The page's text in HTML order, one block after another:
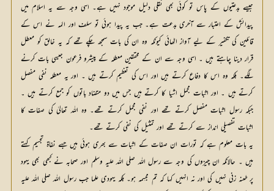
جیسے بدعتیوں کے پاس تو کوئی بھی نقلی دلیل موجود نہیں ہے۔ اسی وجہ سے یہ اسلام میں
پیدائش کے اعتبار سے آخری بدعت ہے۔ جب یہ پیدا ہوئی تو سلف اور ائمہ نے اس کے
قائلین کی تکفیر کے لیے آواز اٹھائی کیونکہ وہ ان کی بات سمجھ چکے تھے کہ یہ خالق کو معطل
قرار دینا چاہتے ہیں ۔ اسی وجہ سے ان کے محققین معطلہ کے پیشرو فرعون جیسی بات کرنے
لگے۔ بلکہ وہ اس کا دفاع کرتے ہیں اور اس کی تعظیم کرتے ہیں ۔ اور یہ معطلہ نفی مفصل
کرتے ہیں ۔ اور اثبات مجمل اشیا کا کرتے ہیں جس میں دو متضاد باتوں کو جمع کرتے ہیں ۔
جبکہ رسول اثبات مفصل کرتے تھے اور نفی مجمل کرتے تھے۔ وہ اللہ تعالیٰ کی صفات کا
اثبات تفصیلی انداز سے کرتے تھے اور تمثیل کی نفی کرتے تھے۔
یہ بات معلوم ہے کہ تورات ان صفات کے اثبات سے بھری ہوئی ہیں جسے نفاۃ تجسیم کہتے
ہیں ۔ حالانکہ ان چیزوں کی وجہ سے رسول اللہ صلی اللہ علیہ وسلم اور صحابہ نے کبھی بھی یہود
پر طعنہ زنی نہیں کی اور نہ انہیں کہا کہ تم مجسِمہ ہو۔ بلکہ یہودی علما جب رسول اللہ صلی اللہ علیہ